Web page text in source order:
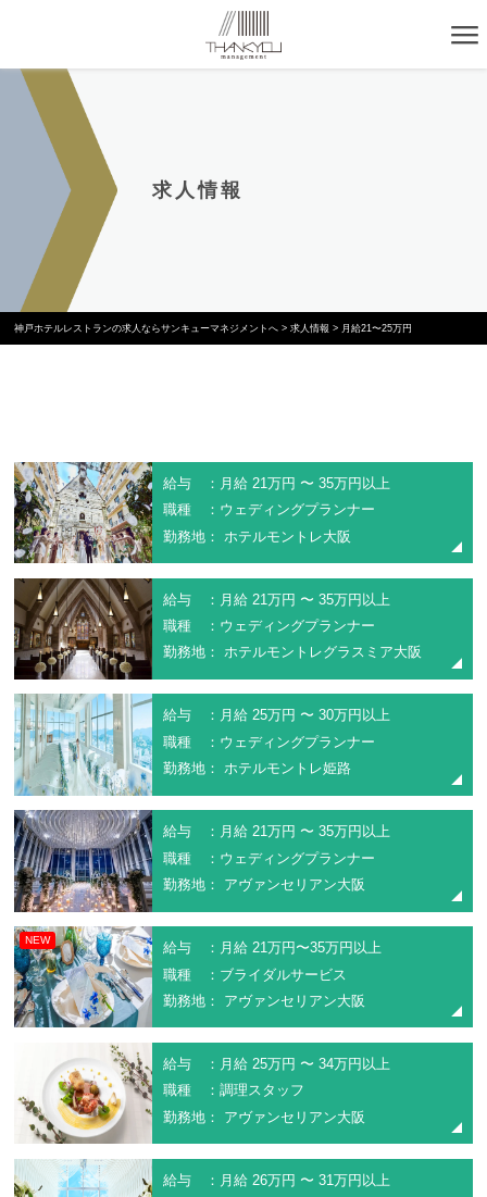
求人情報
神戸ホテルレストランの求人ならサンキューマネジメントへ >求人情報 > 月給21〜25万円
給与 ：月給 21万円 〜 35万円以上
職種 ：ウェディングプランナー
勤務地： ホテルモントレ大阪
給与 ：月給 21万円 〜 35万円以上
職種 ：ウェディングプランナー
勤務地： ホテルモントレグラスミア大阪
給与 ：月給 25万円 〜 30万円以上
職種 ：ウェディングプランナー
勤務地： ホテルモントレ姫路
給与 ：月給 21万円 〜 35万円以上
職種 ：ウェディングプランナー
勤務地： アヴァンセリアン大阪
NEW
給与 ：月給 21万円〜35万円以上
職種 ：ブライダルサービス
勤務地： アヴァンセリアン大阪
給与 ：月給 25万円 〜 34万円以上
職種 ：調理スタッフ
勤務地： アヴァンセリアン大阪
給与 ：月給 26万円 〜 31万円以上